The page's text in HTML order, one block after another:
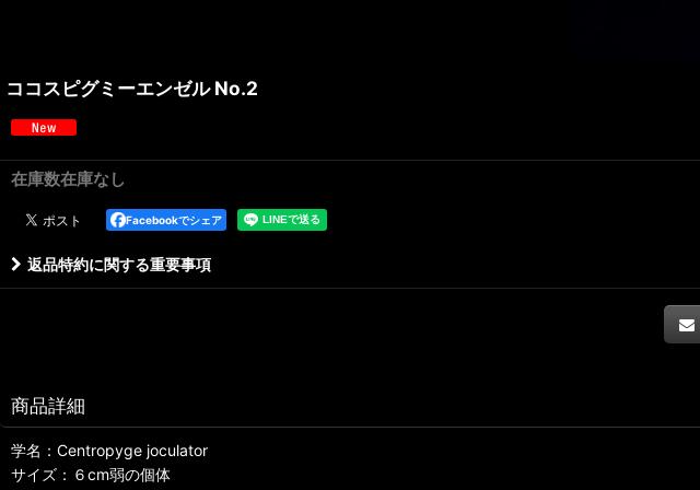
ココスピグミーエンゼル No.2
在庫数在庫なし
Facebookでシェア
返品特約に関する重要事項
商品詳細
学名：Centropyge joculator
サイズ：６cm弱の個体